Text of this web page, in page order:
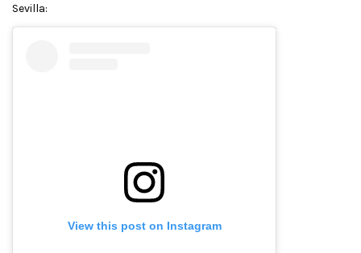
Sevilla:
View this post on Instagram